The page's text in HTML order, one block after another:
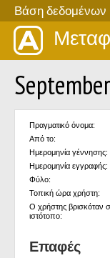
Βάση δεδομένων
Πραγματικό όνομα:
Από το:
Ημερομηνία γέννησης:
Ημερομηνία εγγραφής:
Φύλο:
Τοπική ώρα χρήστη:
Ο χρήστης βρισκόταν
ιστότοπο:
Επαφές